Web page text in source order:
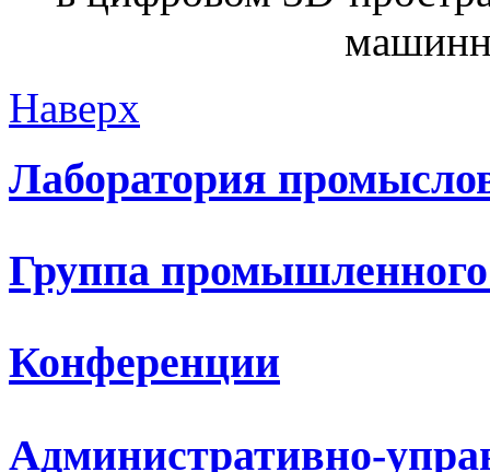
Наверх
Лаборатория
Группа
Конференции
Административно-